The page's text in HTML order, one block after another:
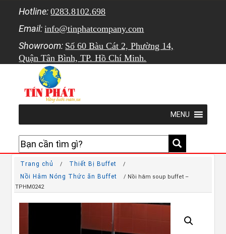
Hotline: 0283.8102.698
Email: info@tinphatcompany.com
Showroom: Số 60 Bàu Cát 2, Phường 14,
Quận Tân Bình, TP. Hồ Chí Minh.
MENU
Trang chủ / Thiết Bị Buffet /
Nồi Hâm Nóng Thức ăn Buffet
/ Nồi hâm soup buffet –
TPHM0242